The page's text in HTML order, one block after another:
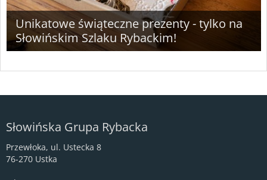
Unikatowe świąteczne prezenty - tylko na
Słowińskim Szlaku Rybackim!
Słowińska Grupa Rybacka
Przewłoka, ul. Ustecka 8
76-270 Ustka